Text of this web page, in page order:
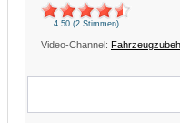
4.50 (2 Stimmen)
Video-Channel: